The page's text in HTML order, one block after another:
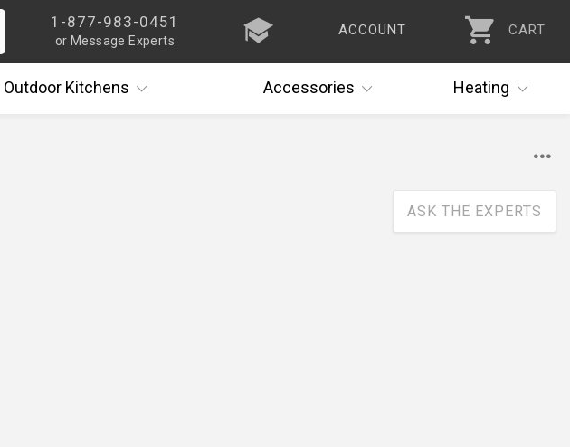
1-877-983-0451
or Message Experts
ACCOUNT CART
OutdoorKitchens Accessories Heating
ASK THE EXPERTS